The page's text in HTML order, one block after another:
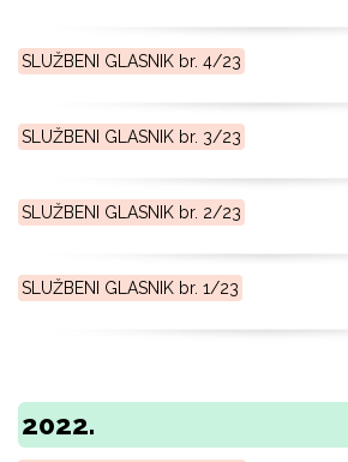
SLUŽBENI GLASNIK br. 4/23
SLUŽBENI GLASNIK br. 3/23
SLUŽBENI GLASNIK br. 2/23
SLUŽBENI GLASNIK br. 1/23
2022.